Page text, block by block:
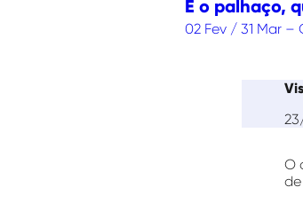
E o palhaço,
02 Fev / 31 Mar –
O